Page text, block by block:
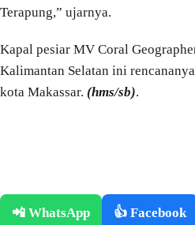
Terapung,” ujarnya.
Kapal pesiar MV Coral
Kalimantan Selatan ini
kota Makassar. (hms/sb).
📲 WhatsApp 👍 Facebook